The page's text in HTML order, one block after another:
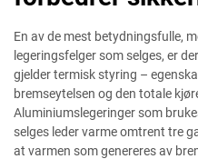
En av de mest betydningsfulle,
legeringsfelger som selges, er
gjelder termisk styring –
bremseytelsen og den totale
Aluminiumslegeringer som
selges leder varme omtrent tre
at varmen som genereres av